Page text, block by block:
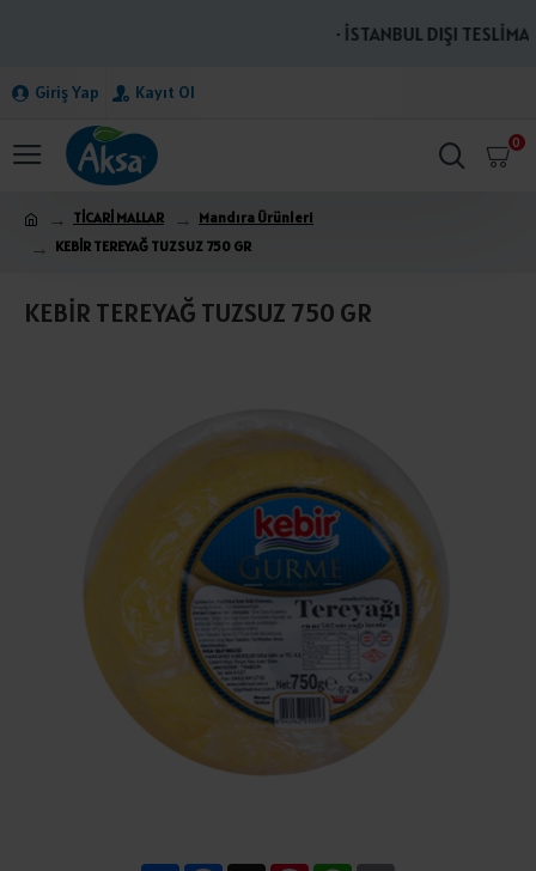
· İSTANBUL DIŞI
Giriş Yap Kayıt Ol
0
TİCARİ MALLAR
Mandıra Ürünleri
KEBİR TEREYAĞ TUZSUZ 750 GR
KEBİR TEREYAĞ TUZSUZ 750 GR